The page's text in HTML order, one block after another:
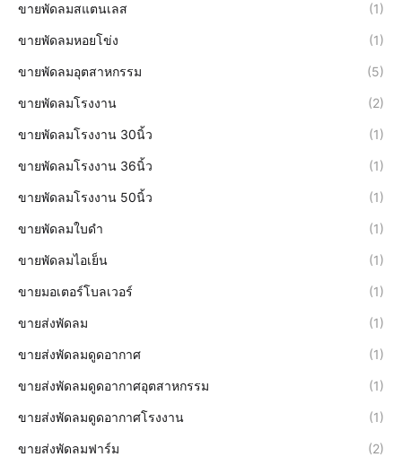
ขายพัดลมสแตนเลส (1)
ขายพัดลมหอยโข่ง (1)
ขายพัดลมอุตสาหกรรม (5)
ขายพัดลมโรงงาน (2)
ขายพัดลมโรงงาน 30นิ้ว (1)
ขายพัดลมโรงงาน 36นิ้ว (1)
ขายพัดลมโรงงาน 50นิ้ว (1)
ขายพัดลมใบดำ (1)
ขายพัดลมไอเย็น (1)
ขายมอเตอร์โบลเวอร์ (1)
ขายส่งพัดลม (1)
ขายส่งพัดลมดูดอากาศ (1)
ขายส่งพัดลมดูดอากาศอุตสาหกรรม (1)
ขายส่งพัดลมดูดอากาศโรงงาน (1)
ขายส่งพัดลมฟาร์ม (2)